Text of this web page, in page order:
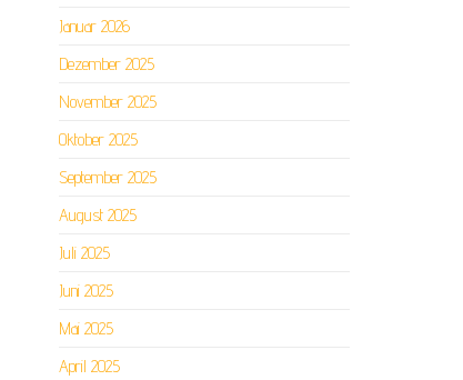
Januar 2026
Dezember 2025
November 2025
Oktober 2025
September 2025
August 2025
Juli 2025
Juni 2025
Mai 2025
April 2025